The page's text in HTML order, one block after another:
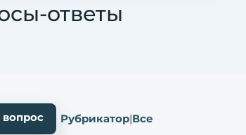
ответы
Рубрикатор|Все